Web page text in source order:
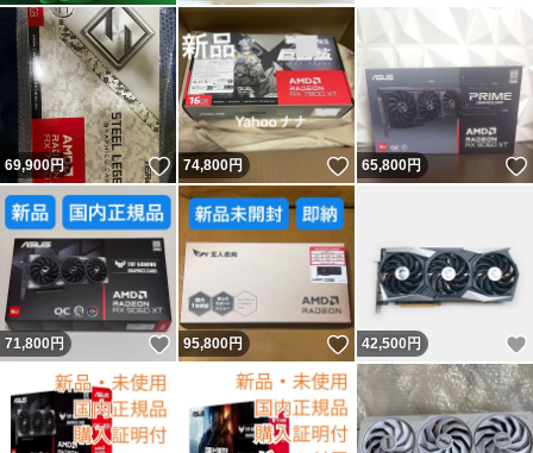
69,900円 いいね！
74,800円 いいね！
65,800円
71,800円 いいね！
95,800円 いいね！
42,500 円